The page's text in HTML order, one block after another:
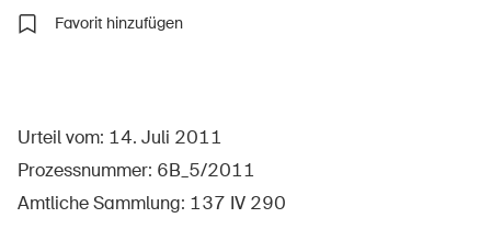
Favorit hinzufügen
Urteil vom: 14. Juli 2011
Prozessnummer: 6B_5/2011
Amtliche Sammlung: 137 IV 290